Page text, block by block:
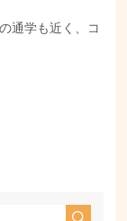
通学も近く、コ